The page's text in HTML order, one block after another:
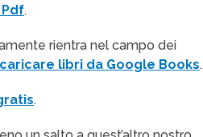
.
rientra nel campo dei
libri da Google Books.
.